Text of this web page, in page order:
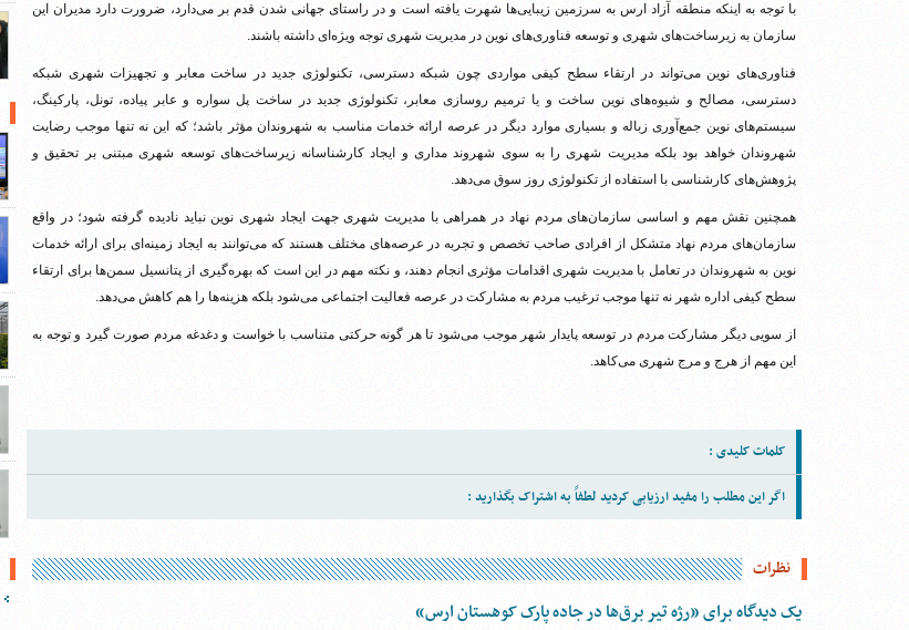
با توجه به اینکه منطقه آزاد ارس به سرزمین زیبایی‌ها شهرت یافته است و در راستای جهانی شدن قدم بر می‌دارد، ضرورت دارد مدیران این
سازمان به زیرساخت‌های شهری و توسعه فناوری‌های نوین در مدیریت شهری توجه ویژه‌ای داشته باشند.
فناوری‌های نوین می‌تواند در ارتقاء سطح کیفی مواردی چون شبکه دسترسی، تکنولوژی جدید در ساخت معابر و تجهیزات شهری شبکه
دسترسی، مصالح و شیوه‌های نوین ساخت و یا ترمیم روسازی معابر، تکنولوژی جدید در ساخت پل سواره و عابر پیاده، تونل، پارکینگ،
سیستم‌های نوین جمع‌آوری زباله و بسیاری موارد دیگر در عرصه ارائه خدمات مناسب به شهروندان مؤثر باشد؛ که این نه تنها موجب رضایت
شهروندان خواهد بود بلکه مدیریت شهری را به سوی شهروند مداری و ایجاد کارشناسانه زیرساخت‌های توسعه شهری مبتنی بر تحقیق و
پژوهش‌های کارشناسی با استفاده از تکنولوژی روز سوق می‌دهد.
همچنین نقش مهم و اساسی سازمان‌های مردم نهاد در همراهی با مدیریت شهری جهت ایجاد شهری نوین نباید نادیده گرفته شود؛ در واقع
سازمان‌های مردم نهاد متشکل از افرادی صاحب تخصص و تجربه در عرصه‌های مختلف هستند که می‌توانند به ایجاد زمینه‌ای برای ارائه خدمات
نوین به شهروندان در تعامل با مدیریت شهری اقدامات مؤثری انجام دهند، و نکته مهم در این است که بهره‌گیری از پتانسیل سمن‌ها برای ارتقاء
سطح کیفی اداره شهر نه تنها موجب ترغیب مردم به مشارکت در عرصه فعالیت اجتماعی می‌شود بلکه هزینه‌ها را هم کاهش می‌دهد.
از سویی دیگر مشارکت مردم در توسعه پایدار شهر موجب می‌شود تا هر گونه حرکتی متناسب با خواست و دغدغه مردم صورت گیرد و توجه به
این مهم از هرج و مرج شهری می‌کاهد.
کلمات کلیدی :
اگر این مطلب را مفید ارزیابی کردید لطفاً به اشتراک بگذارید :
نظرات
یک دیدگاه برای ”رژه تیر برق‌ها در جاده پارک کوهستان ارس“